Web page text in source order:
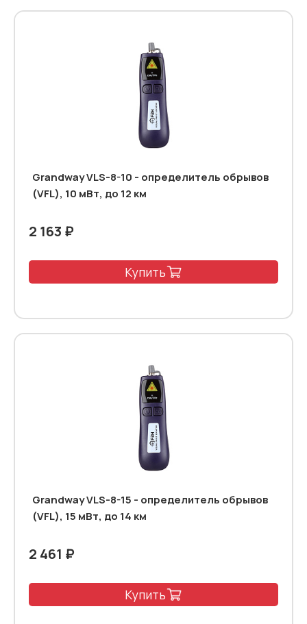
Grandway VLS-8-10 - определитель обрывов
(VFL), 10 мВт, до 12 км
2 163 ₽
Купить
Grandway VLS-8-15 - определитель обрывов
(VFL), 15 мВт, до 14 км
2 461 ₽
Купить